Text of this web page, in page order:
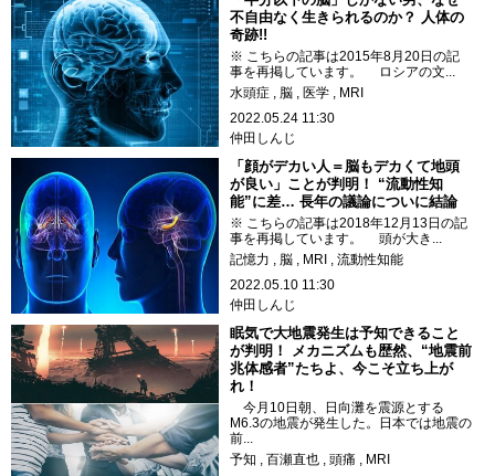
不自由なく生きられるのか？ 人体の
奇跡!!
※ こちらの記事は2015年8月20日の記
事を再掲しています。 ロシアの文...
水頭症
脳 医学
MRI
2022.05.24 11:30
仲田しんじ
「顔がデカい人＝脳もデカくて地頭
が良い」ことが判明！ “流動性知
能”に差… 長年の議論についに結論
※ こちらの記事は2018年12月13日の記
事を再掲しています。 頭が大き...
記憶力
脳 MRI
流動性知能
2022.05.10 11:30
仲田しんじ
眠気で大地震発生は予知できること
が判明！ メカニズムも歴然、“地震前
兆体感者”たちよ、今こそ立ち上が
れ！
今月10日朝、日向灘を震源とする
M6.3の地震が発生した。日本では地震の
前...
予知
百瀬直也 頭痛
MRI